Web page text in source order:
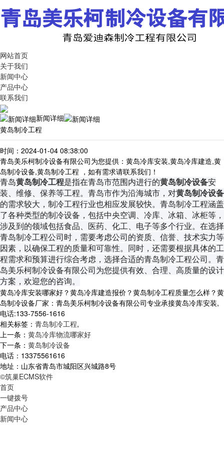
网站首页
关于我们
新闻中心
产品中心
联系我们
新闻详细
黄岛制冷工程
时间：2024-01-04 08:38:00
青岛美乐柯制冷设备有限公司为您提供：黄岛冷库安装,黄岛冷库建造,黄
岛制冷设备,黄岛制冷工程 ，如有需求请联系我们！
青岛黄岛制冷工程是指在青岛市范围内进行的黄岛制冷设备安
装、维修、保养等工程。青岛市作为沿海城市，对黄岛制冷设备
的需求较大，制冷工程行业也相应发展较快。青岛制冷工程涵盖
了各种类型的制冷设备，包括中央空调、冷库、冰箱、冰柜等，
涉及到的领域包括食品、医药、化工、电子等多个行业。在选择
青岛制冷工程公司时，需要考虑公司的资质、信誉、技术实力等
因素，以确保工程的质量和可靠性。同时，还需要根据具体的工
程需求和预算进行综合考虑，选择合适的青岛制冷工程公司。青
岛美乐柯制冷设备有限公司为您提供有效、合理、高质量的设计
方案，欢迎您的咨询。
黄岛冷库安装哪家好？黄岛冷库建造报价？黄岛制冷工程质量怎么样？黄
岛制冷设备厂家：青岛美乐柯制冷设备有限公司专业承接黄岛冷库安装,
电话:133-7556-1616
相关标签： 青岛制冷工程,
上一条： 黄岛冷库物流哪家好
下一条： 黄岛制冷设备
电话：13375561616
地址：山东省青岛市城阳区兴城路8号
©筑巢ECMS软件
首页
一键拨号
产品中心
新闻中心